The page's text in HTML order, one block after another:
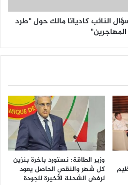
النائب كادياتا مالك حول "طرد
المهاجرين"
وزير الطاقة: نستورد باخرة بنزين
كل شهر والنقص الحاصل يعود
لرفض الشحنة الأخيرة للجودة